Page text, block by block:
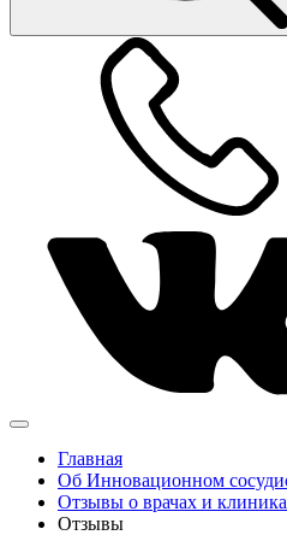
Главная
Об Инновационном
Отзывы о врачах и
Отзывы